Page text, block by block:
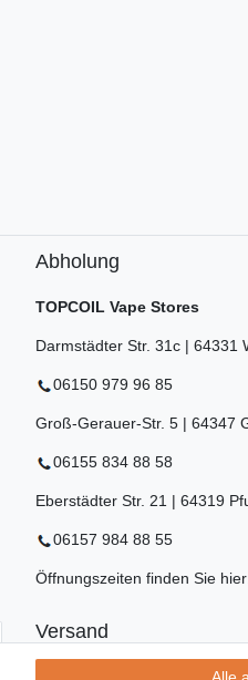
Abholung
TOPCOIL Vape Stores
Darmstädter Str. 31c | 64331
06150 979 96 85
Groß-Gerauer-Str. 5 | 64347
06155 834 88 58
Eberstädter Str. 21 | 64319
06157 984 88 55
Öffnungszeiten finden Sie
Versand
Versandinformation